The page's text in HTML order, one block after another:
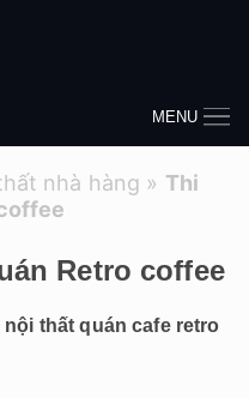
MENU
nhà hàng » Thi
Retro coffee
thất quán cafe retro